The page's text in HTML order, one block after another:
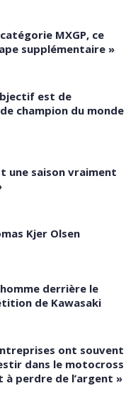
MXGP, ce
supplémentaire »
est de
champion du monde
une saison vraiment
Kjer Olsen
derrière le
de Kawasaki
ont souvent
dans le motocross
perdre de l’argent »